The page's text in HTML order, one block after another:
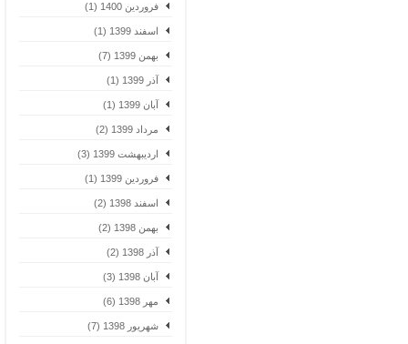
فروردین 1400 (1)
اسفند 1399 (1)
بهمن 1399 (7)
آذر 1399 (1)
آبان 1399 (1)
مرداد 1399 (2)
اردیبهشت 1399 (3)
فروردین 1399 (1)
اسفند 1398 (2)
بهمن 1398 (2)
آذر 1398 (2)
آبان 1398 (3)
مهر 1398 (6)
شهریور 1398 (7)